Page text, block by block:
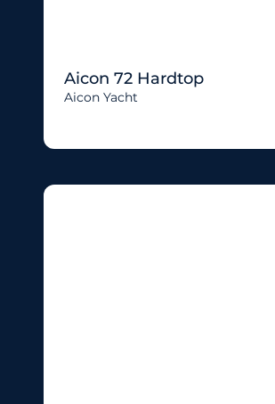
Aicon 72 Hardtop
Aicon Yacht